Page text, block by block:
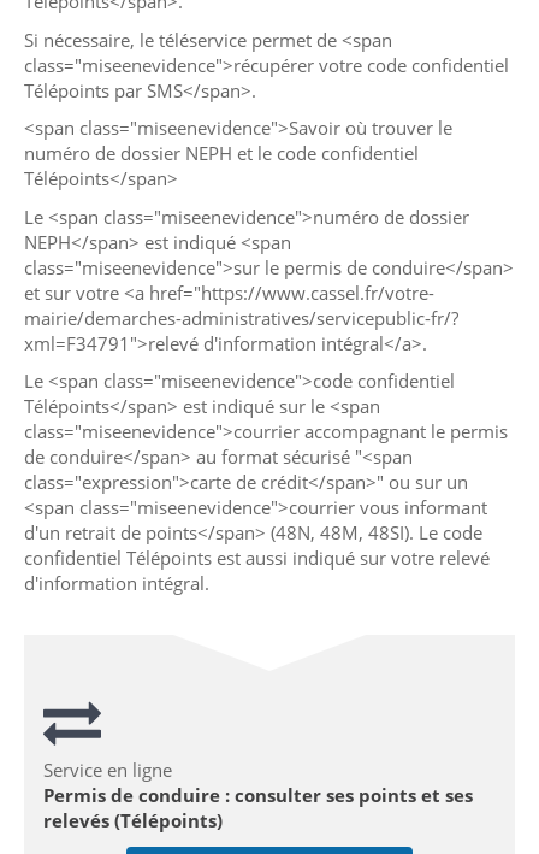
Si nécessaire, le téléservice permet de <span
class="miseenevidence">récupérer votre code confidentiel
Télépoints par SMS</span>.
<span class="miseenevidence">Savoir où trouver le
numéro de dossier NEPH et le code confidentiel
Télépoints</span>
Le <span class="miseenevidence">numéro de dossier
NEPH</span> est indiqué <span
class="miseenevidence">sur le permis de conduire</span>
et sur votre <a href="https://www.cassel.fr/votre-
mairie/demarches-administratives/servicepublic-fr/?
xml=F34791">relevé d'information intégral</a>.
Le <span class="miseenevidence">code confidentiel
Télépoints</span> est indiqué sur le <span
class="miseenevidence">courrier accompagnant le permis
de conduire</span> au format sécurisé "<span
class="expression">carte de crédit</span>" ou sur un
<span class="miseenevidence">courrier vous informant
d'un retrait de points</span> (48N, 48M, 48SI). Le code
confidentiel Télépoints est aussi indiqué sur votre relevé
d'information intégral.
Service en ligne
Permis de conduire : consulter ses points et ses
relevés (Télépoints)